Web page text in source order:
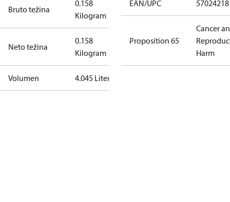
Bruto težina
0.158
Kilogram
Neto težina
0.158
Kilogram
Volumen 4.045 Liter
EAN/UPC
Proposition 65
Cancer
Harm